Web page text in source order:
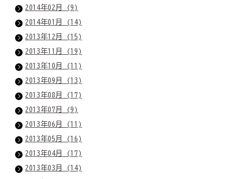
2014年02月 (9)
2014年01月 (14)
2013年12月 (15)
2013年11月 (19)
2013年10月 (11)
2013年09月 (13)
2013年08月 (17)
2013年07月 (9)
2013年06月 (11)
2013年05月 (16)
2013年04月 (17)
2013年03月 (14)